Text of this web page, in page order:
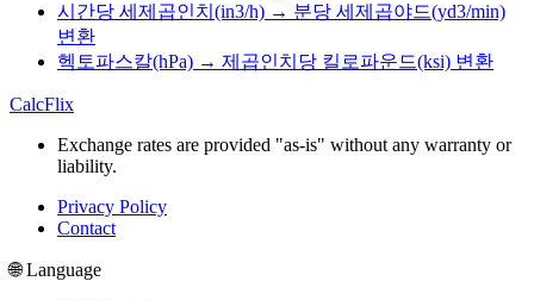
시간당 세제곱인치(in3/h) → 분당 세제곱야드(yd3/min)
변환
헥토파스칼(hPa) → 제곱인치당 킬로파운드(ksi) 변환
CalcFlix
Exchange rates are provided "as-is" without any warranty or
liability.
Privacy Policy
Contact
🌐 Language